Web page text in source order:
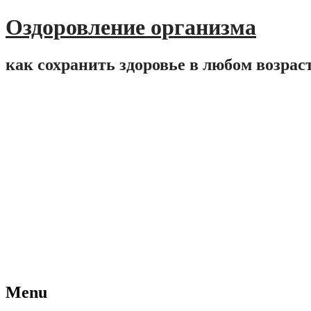
Оздоровление организма
как сохранить здоровье в любом
Menu